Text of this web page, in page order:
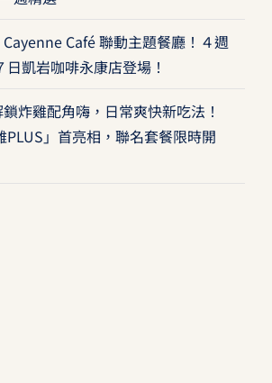
Cayenne Café 聯動主題餐廳！４週
凱岩咖啡永康店登場！
炸雞配角嗨，日常爽快新吃法！
PLUS」首亮相，聯名套餐限時開